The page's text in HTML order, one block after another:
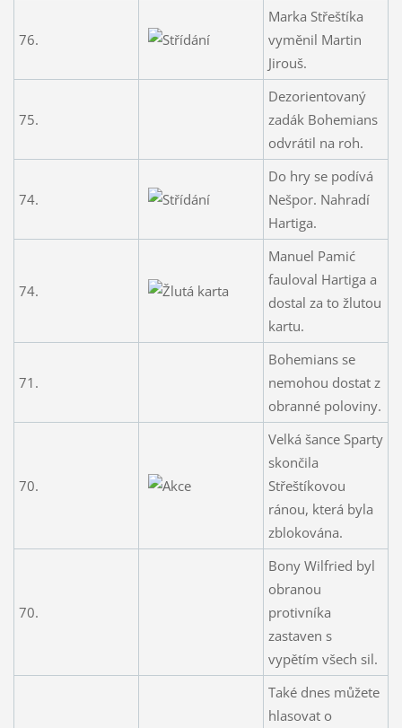
76.
Marka Střeštíka
vyměnil Martin
Jirouš.
75.
Dezorientovaný
zadák Bohemians
odvrátil na roh.
74.
Do hry se podívá
Nešpor. Nahradí
Hartiga.
74.
Manuel Pamić
fauloval Hartiga a
dostal za to žlutou
kartu.
71.
Bohemians se
nemohou dostat z
obranné poloviny.
70.
Velká šance Sparty
skončila
Střeštíkovou
ránou, která byla
zblokována.
70.
Bony Wilfried byl
obranou
protivníka
zastaven s
vypětím všech sil.
Také dnes můžete
hlasovat o